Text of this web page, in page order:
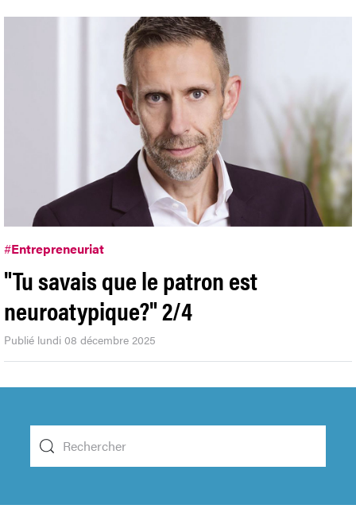
#Entrepreneuriat
"Tu savais que le patron est
neuroatypique?" 2/4
Publié lundi 08 décembre 2025